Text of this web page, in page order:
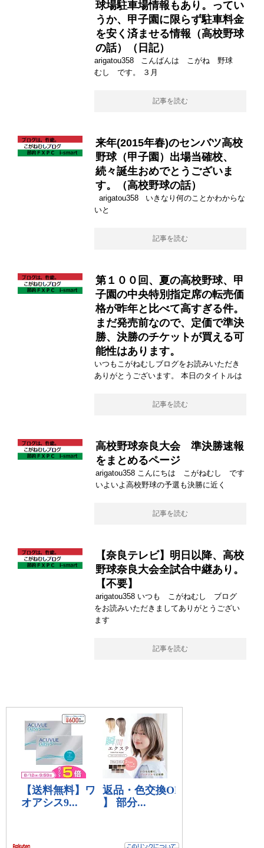
球場駐車場情報もあり。ってい
うか、甲子園に限らず駐車料金
を安く済ませる情報（高校野球
の話）（日記）
arigatou358 こんばんは こがね 野球
むし です。 ３月
記事を読む
来年(2015年春)のセンバツ高校
野球（甲子園）出場当確校、
続々誕生おめでとうございま
す。（高校野球の話）
arigatou358 いきなり何のことかわからな
いと
記事を読む
第１００回、夏の高校野球、甲
子園の中央特別指定席の転売価
格が昨年と比べて高すぎる件。
まだ発売前なので、定価で準決
勝、決勝のチケットが買える可
能性はあります。
いつもこがねむしブログをお読みいただき
ありがとうございます。 本日のタイトルは
記事を読む
高校野球奈良大会 準決勝速報
をまとめるページ
arigatou358 こんにちは こがねむし です
いよいよ高校野球の予選も決勝に近く
記事を読む
【奈良テレビ】明日以降、高校
野球奈良大会全試合中継あり。
【不要】
arigatou358 いつも こがねむし ブログ
をお読みいただきましてありがとうござい
ます
記事を読む